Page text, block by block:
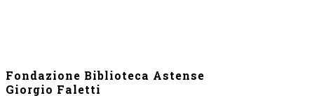
Fondazione Biblioteca Astense
Giorgio Faletti